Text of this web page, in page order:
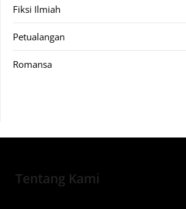
Fiksi Ilmiah
Petualangan
Romansa
Tentang Kami